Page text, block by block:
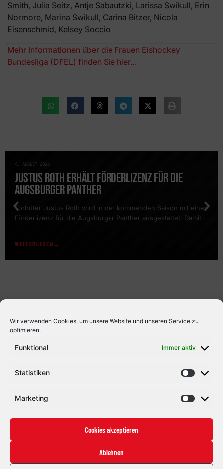
Wir verwenden Cookies, um unsere Website und unseren Service zu
optimieren.
Funktional Immer aktiv
Statistiken
Marketing
Cookies akzeptieren
Ablehnen
Smith, Julia Seitz, Antje Sabautzki, Larissa Swikull, Erin
Normore, Marina Swikull, Carina Bitzer, Nicola
Eisenschmid, Kelsey Soccio
Mehr Informationen über die Frauen Eishockey
Bundesliga (DFEL) finden Sie hier…
NEWS
4. AUGUST 2026
JUSTUS ROTH ERHÄLT FÖRDERLIZENZ FÜR DIE
AUGSBURGER PANTHER
Torhüter Justus Roth wird in der kommenden Saison mit einer
Förderlizenz für die Augsburger Panther ausgestattet. Damit
mit dem Team sowie dem Torwarttrainer der Panther zu
WEITERLESEN